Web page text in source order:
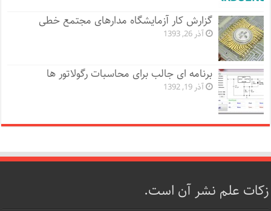
گزارش کار آزمایشگاه مدارهای مجتمع خطی
آذر 26, 1393
برنامه ای جالب برای محاسبات رگولاتور ها
آذر 19, 1392
زکات علم نشر آن است.